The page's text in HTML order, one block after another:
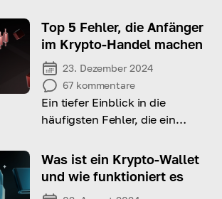
Top 5 Fehler, die Anfänger
im Krypto-Handel machen
23. Dezember 2024
67 kommentare
Ein tiefer Einblick in die
häufigsten Fehler, die ein
machen könnte, sowie einige
Tipps, wie man sie vermeidet
Was ist ein Krypto-Wallet
und wie funktioniert es